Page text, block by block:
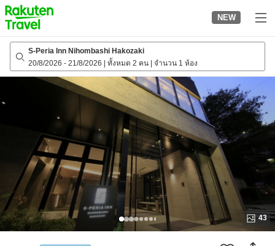
to
top
page
NEW
S-Peria Inn Nihombashi Hakozaki
20/8/2026 - 21/8/2026 ทั้งหมด 2 คน จำนวน 1 ห้อง
43